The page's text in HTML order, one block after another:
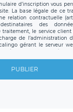
d’inscription vous
La base légale de ce
relation contractuelle
des
traitement, le service client
de l’administration
gérant le serveur
légalement autorisée.
hébergé sur un serveur
au RGPD
. Les
jusqu’à ce que l’Internaute
PUBLIER